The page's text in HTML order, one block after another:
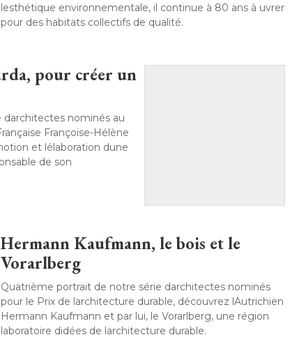
lesthétique environnementale, il continue à 80 ans à uvrer
pour des habitats collectifs de qualité.
pour créer un
nominés au
Françoise-Hélène
et lélaboration dune
de son
Hermann Kaufmann, le bois et le
Vorarlberg
Quatrième portrait de notre série darchitectes nominés
pour le Prix de larchitecture durable, découvrez lAutrichien
Hermann Kaufmann et par lui, le Vorarlberg, une région
laboratoire didées de larchitecture durable.